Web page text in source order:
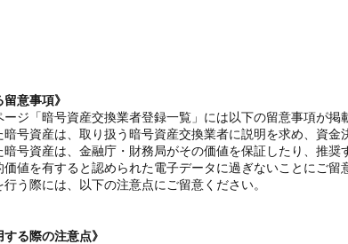
意事項》
ジ「暗号資産交換業者登録一覧」には以下の留意事項が掲
号資産は、取り扱う暗号資産交換業者に説明を求め、資
号資産は、金融庁・財務局がその価値を保証したり、推
値を有すると認められた電子データに過ぎないことにご留
う際には、以下の注意点にご留意ください。
する際の注意点》